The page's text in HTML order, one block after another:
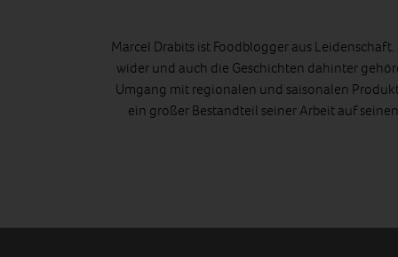
Marcel Drabits ist Foodblogger aus
wider und auch die Geschichten dahinter
Umgang mit regionalen und saisonalen
ein großer Bestandteil seiner Arbeit auf